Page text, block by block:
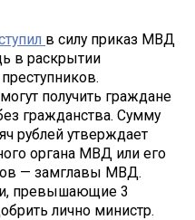
в силу приказ МВД
в раскрытии
получить граждане
гражданства. Сумму
рублей утверждает
органа МВД или его
— замглавы МВД.
превышающие 3
лично министр.